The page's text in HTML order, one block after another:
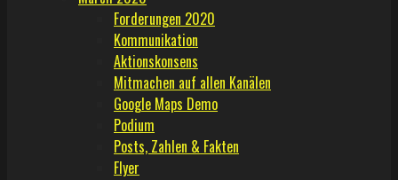
Forderungen 2020
Kommunikation
Aktionskonsens
Mitmachen auf allen Kanälen
Google Maps Demo
Podium
Posts, Zahlen & Fakten
Flyer